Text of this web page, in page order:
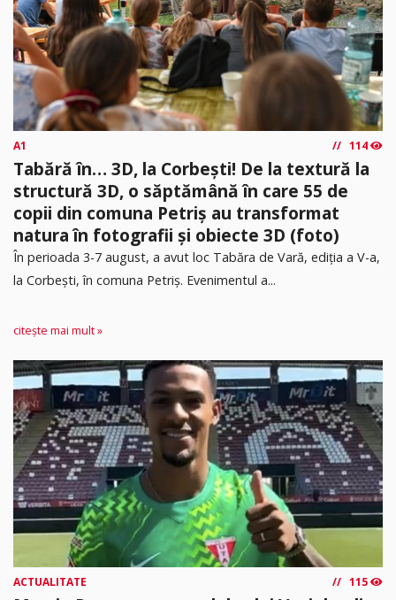
A1 114
Tabără în… 3D, la Corbești! De la textură la
structură 3D, o săptămână în care 55 de
copii din comuna Petriș au transformat
natura în fotografii și obiecte 3D (foto)
În perioada 3-7 august, a avut loc Tabăra de Vară, ediția a V-a,
la Corbești, în comuna Petriș. Evenimentul a...
citește mai mult »
ACTUALITATE 115